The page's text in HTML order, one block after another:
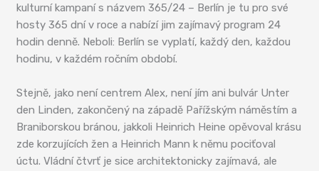
kulturní kampaní s názvem 365/24 – Berlín je tu pro své
hosty 365 dní v roce a nabízí jim zajímavý program 24
hodin denně. Neboli: Berlín se vyplatí, každý den, každou
hodinu, v každém ročním období.
Stejně, jako není centrem Alex, není jím ani bulvár Unter
den Linden, zakončený na západě Pařížským náměstím a
Braniborskou bránou, jakkoli Heinrich Heine opěvoval krásu
zde korzujících žen a Heinrich Mann k němu pociťoval
úctu. Vládní čtvrť je sice architektonicky zajímavá, ale